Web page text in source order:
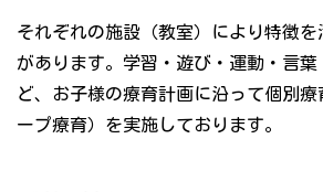
それぞれの施設（教室）により特徴を
があります。学習・遊び・運動・言
ど、お子様の療育計画に沿って個別
ープ療育）を実施しております。